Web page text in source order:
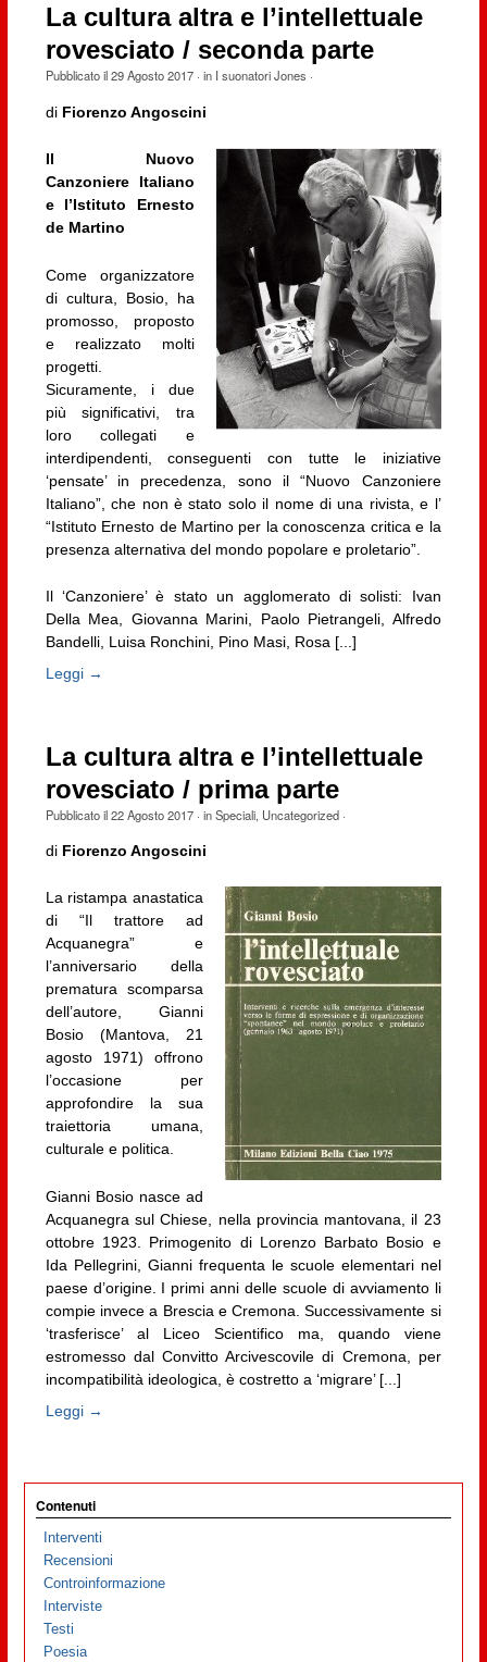
La cultura altra e l’intellettuale
rovesciato / seconda parte
Pubblicato il29 Agosto 2017· in I suonatori Jones ·
diFiorenzo Angoscini
Il Nuovo
Canzoniere Italiano
e l’Istituto Ernesto
de Martino
Come organizzatore
di cultura, Bosio, ha
promosso, proposto
e realizzato molti
progetti.
Sicuramente, i due
più significativi, tra
loro collegati e
interdipendenti, conseguenti con tutte le iniziative
‘pensate’ in precedenza, sono il “Nuovo Canzoniere
Italiano”, che non è stato solo il nome di una rivista, e l’
“Istituto Ernesto de Martino per la conoscenza critica e la
presenza alternativa del mondo popolare e proletario”.
Il ‘Canzoniere’ è stato un agglomerato di solisti: Ivan
Della Mea, Giovanna Marini, Paolo Pietrangeli, Alfredo
Bandelli, Luisa Ronchini, Pino Masi, Rosa [...]
Leggi →
La cultura altra e l’intellettuale
rovesciato / prima parte
Pubblicato il22 Agosto 2017· inSpeciali, Uncategorized·
diFiorenzo Angoscini
La ristampa anastatica
di “Il trattore ad
Acquanegra” e
l’anniversario della
prematura scomparsa
dell’autore, Gianni
Bosio (Mantova, 21
agosto 1971) offrono
l’occasione per
approfondire la sua
traiettoria umana,
culturale e politica.
Gianni Bosio nasce ad
Acquanegra sul Chiese, nella provincia mantovana, il 23
ottobre 1923. Primogenito di Lorenzo Barbato Bosio e
Ida Pellegrini, Gianni frequenta le scuole elementari nel
paese d’origine. I primi anni delle scuole di avviamento li
compie invece a Brescia e Cremona. Successivamente si
‘trasferisce’ al Liceo Scientifico ma, quando viene
estromesso dal Convitto Arcivescovile di Cremona, per
incompatibilità ideologica, è costretto a ‘migrare’ [...]
Leggi →
Contenuti
Interventi
Recensioni
Controinformazione
Interviste
Testi
Poesia